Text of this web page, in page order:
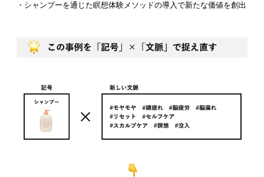
・シャンプーを通じた瞑想体験メソッドの導入で新たな価値を創出